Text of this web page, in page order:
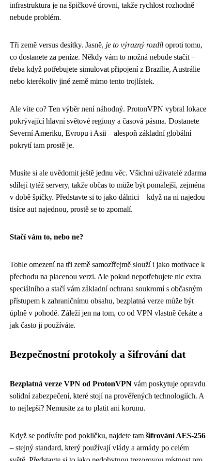
infrastruktura je na špičkové úrovni, takže rychlost rozhodně
nebude problém.
Tři země versus desítky. Jasně, je to výrazný rozdíl oproti tomu,
co dostanete za peníze. Někdy vám to možná nebude stačit –
třeba když potřebujete simulovat připojení z Brazílie, Austrálie
nebo kterékoliv jiné země mimo tento trojlístek.
Ale víte co? Ten výběr není náhodný. ProtonVPN vybral lokace
pokrývající hlavní světové regiony a časová pásma. Dostanete
Severní Ameriku, Evropu i Asii – alespoň základní globální
pokrytí tam prostě je.
Musíte si ale uvědomit ještě jednu věc. Všichni uživatelé zdarma
sdílejí tytéž servery, takže občas to může být pomalejší, zejména
v době špičky. Představte si to jako dálnici – když na ni najedou
tisíce aut najednou, prostě se to zpomalí.
Stačí vám to, nebo ne?
Tohle omezení na tři země samozřřejmě slouží i jako motivace k
přechodu na placenou verzi. Ale pokud nepotřebujete nic extra
speciálního a stačí vám základní ochrana soukromí s občasným
přístupem k zahraničnímu obsahu, bezplatná verze může být
úplně v pohodě. Záleží jen na tom, co od VPN vlastně čekáte a
jak často ji používáte.
Bezpečnostní protokoly a šifrování dat
Bezplatná verze VPN od ProtonVPN vám poskytuje opravdu
solidní zabezpečení, které stojí na prověřených technologiích. A
to nejlepší? Nemusíte za to platit ani korunu.
Když se podíváte pod pokličku, najdete tam šifrování AES-256
– stejný standard, který používají vlády a armády po celém